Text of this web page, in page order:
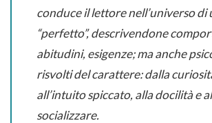
conduce il lettore nell’universo di
“perfetto”, descrivendone
abitudini, esigenze; ma anche
risvolti del carattere: dalla
all’intuito spiccato, alla docilità e
socializzare.